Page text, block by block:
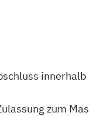
zum